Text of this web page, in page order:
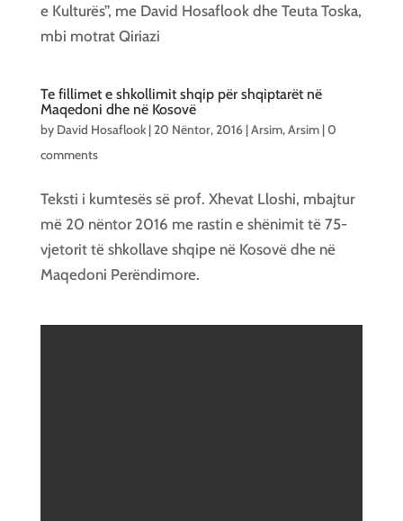
e Kulturës”, me David Hosaflook dhe Teuta Toska,
mbi motrat Qiriazi
Te fillimet e shkollimit shqip për shqiptarët në
Maqedoni dhe në Kosovë
by David Hosaflook|20 Nëntor, 2016|Arsim,Arsim|0
comments
Teksti i kumtesës së prof. Xhevat Lloshi, mbajtur
më 20 nëntor 2016 me rastin e shënimit të 75-
vjetorit të shkollave shqipe në Kosovë dhe në
Maqedoni Perëndimore.